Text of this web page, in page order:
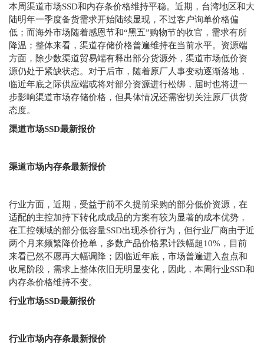
本周渠道市场SSD和内存条价格维持平稳。近期，台湾地区和大
陆明年一季度备货需求开始陆续显现，不过客户询单价格偏
低；而海外市场随着感恩节和“黑五”购物节的收官，需求有所
降温；整体来看，渠道存储价格普遍维持在当前水平。资源端
方面，除少数渠道贸易端有释出部分货源外，渠道市场低价资
源仍处于紧缺状态。对于后市，随着原厂人事变动逐渐落地，
临近年底之际供应端或将对部分资源进行松绑，届时也将进一
步影响渠道市场存储价格，但具体情况还需密切关注原厂供货
态度。
渠道市场SSD最新报价
渠道市场内存条最新报价
行业方面，近期，受益于前不久提前采购的部分低价资源，在
适配的主控加持下转化成成品的方案有较为显著的成本优势，
在工控领域的部分低容量SSD出现杀价行为，但行业厂商由于近
两个月来频繁降价抢单，多数产品价格累计跌幅超10%，目前
来看已然不愿再大幅调降；因临近年底，市场普遍进入盘点和
收尾阶段，需求上整体依旧无明显变化，因此，本周行业SSD和
内存条价格维持不变。
行业市场SSD最新报价
行业市场内存条最新报价